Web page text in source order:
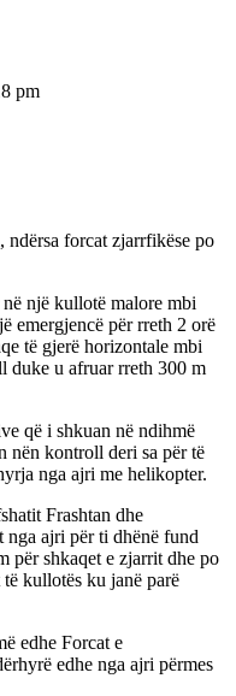
pm
forcat zjarrfikëse po
një kullotë malore mbi
emergjencë për rreth 2 orë
të gjerë horizontale mbi
duke u afruar rreth 300 m
që i shkuan në ndihmë
nën kontroll deri sa për të
nga ajri me helikopter.
Frashtan dhe
ajri për ti dhënë fund
për shkaqet e zjarrit dhe po
kullotës ku janë parë
edhe Forcat e
edhe nga ajri përmes